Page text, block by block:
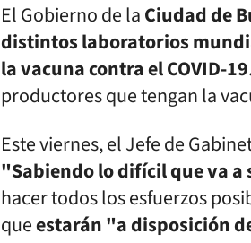
El Gobierno de laCiudad de
distintos laboratorios
la vacuna contra el COVID-19
productores que tengan la
Este viernes, el Jefe de
"Sabiendo lo difícil que va a
hacer todos los esfuerzos
queestarán "a disposición